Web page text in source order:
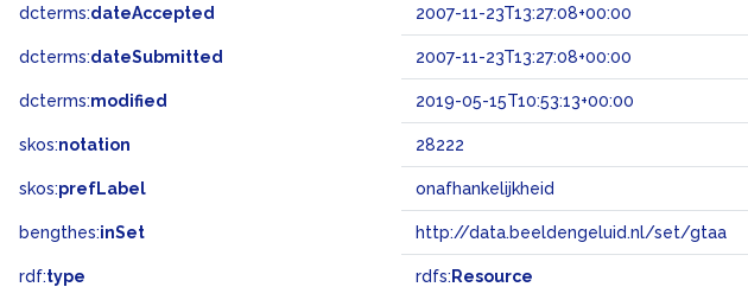
dcterms:dateAccepted 2007-11-23T13:27:08+00:00
dcterms:dateSubmitted 2007-11-23T13:27:08+00:00
dcterms:modified 2019-05-15T10:53:13+00:00
skos:notation 28222
skos:prefLabel onafhankelijkheid
bengthes:inSet http://data.beeldengeluid.nl/set/gtaa
rdf:type rdfs: Resource